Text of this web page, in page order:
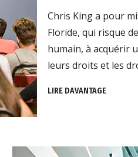
Chris King a pour
Floride, qui risque
humain, à acquérir
leurs droits et les
LIRE DAVANTAGE